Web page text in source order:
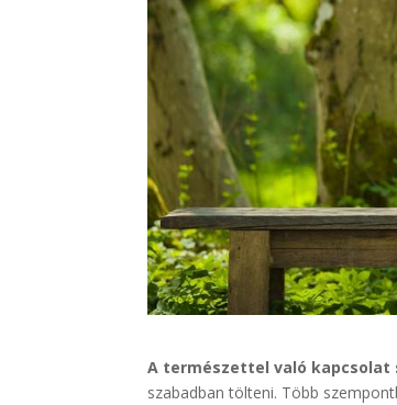
A természettel való
szabadban tölteni. Több